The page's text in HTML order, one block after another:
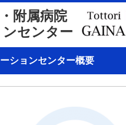
附属病院
センター
ションセンター概要